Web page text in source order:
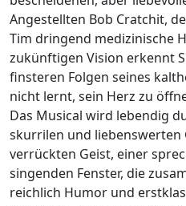
Angestellten Bob Cratchit,
Tim dringend medizinische
zukünftigen Vision erkennt
finsteren Folgen seines
nicht lernt, sein Herz zu
Das Musical wird lebendig
skurrilen und liebenswerten
verrückten Geist, einer
singenden Fenster, die
reichlich Humor und